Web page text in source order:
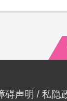
碍声明
私隐